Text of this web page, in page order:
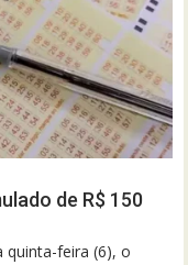
de R$ 150
quinta-feira (6), o